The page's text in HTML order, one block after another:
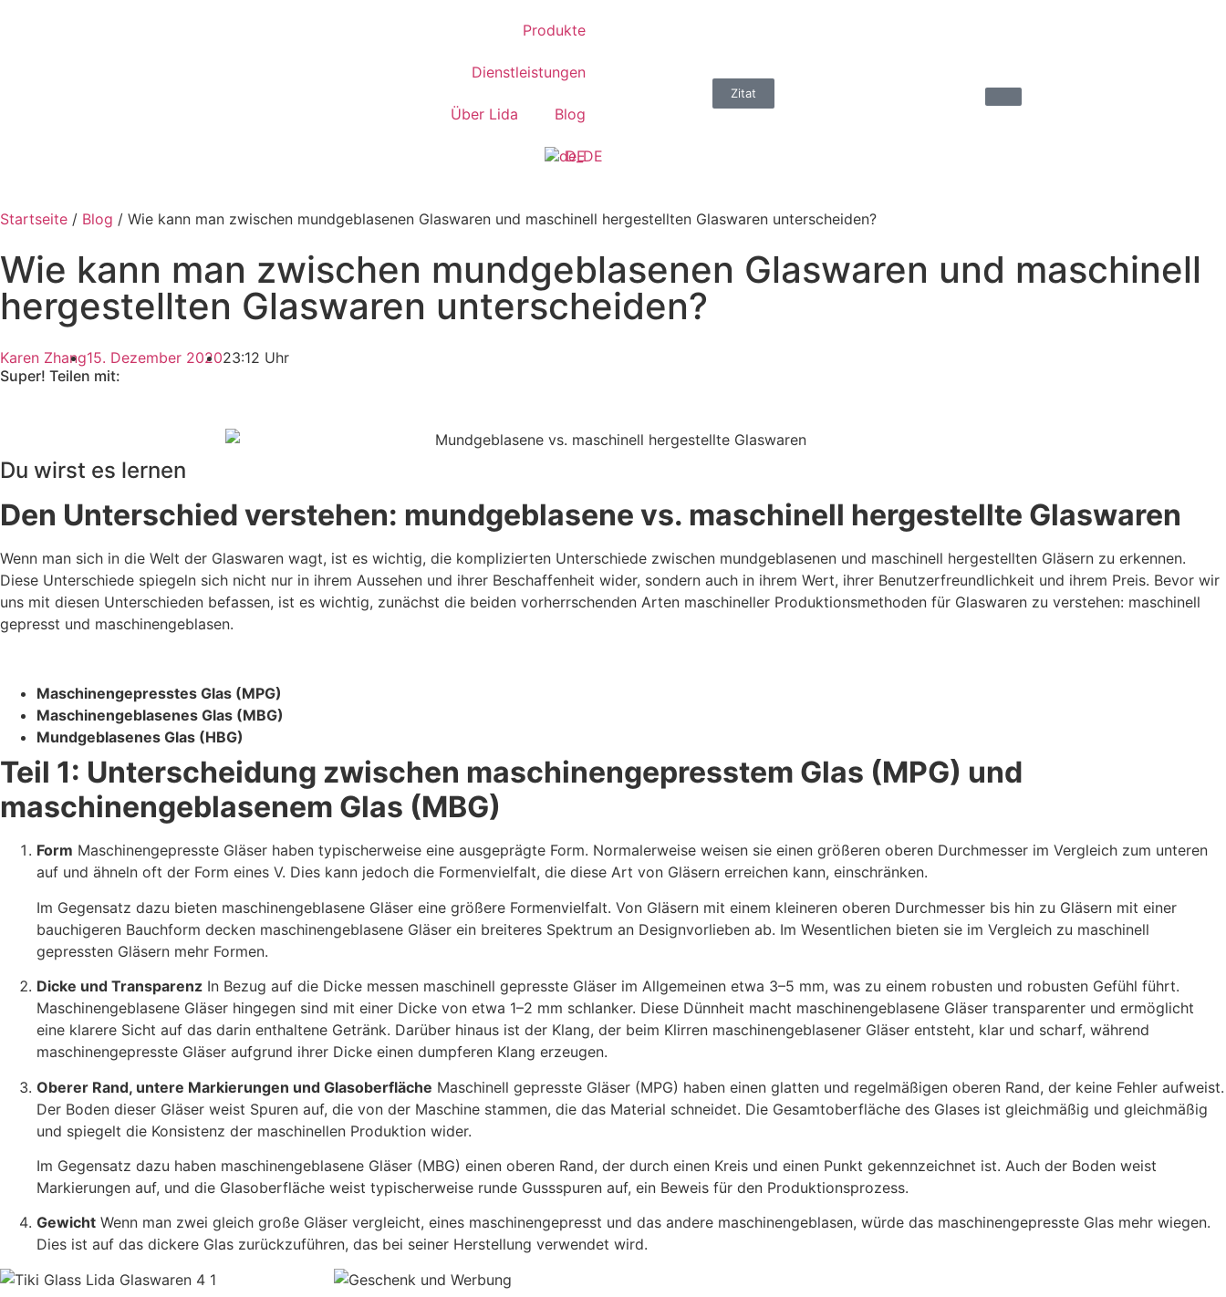
Produkte
Dienstleistungen
Über Lida Blog
DE
Zitat
Startseite / Blog / Wie kann man zwischen mundgeblasenen Glaswaren und maschinell hergestellten Glaswaren unterscheiden?
Wie kann man zwischen mundgeblasenen Glaswaren und maschinell
hergestellten Glaswaren unterscheiden?
Karen Zhang15. Dezember 202023:12 Uhr
Super! Teilen mit:
Du wirst es lernen
Den Unterschied verstehen: mundgeblasene vs. maschinell hergestellte Glaswaren
Wenn man sich in die Welt der Glaswaren wagt, ist es wichtig, die komplizierten Unterschiede zwischen mundgeblasenen und maschinell hergestellten Gläsern zu erkennen.
Diese Unterschiede spiegeln sich nicht nur in ihrem Aussehen und ihrer Beschaffenheit wider, sondern auch in ihrem Wert, ihrer Benutzerfreundlichkeit und ihrem Preis. Bevor wir
uns mit diesen Unterschieden befassen, ist es wichtig, zunächst die beiden vorherrschenden Arten maschineller Produktionsmethoden für Glaswaren zu verstehen: maschinell
gepresst und maschinengeblasen.
Maschinengepresstes Glas (MPG)
Maschinengeblasenes Glas (MBG)
Mundgeblasenes Glas (HBG)
Teil 1: Unterscheidung zwischen maschinengepresstem Glas (MPG) und
maschinengeblasenem Glas (MBG)
Form Maschinengepresste Gläser haben typischerweise eine ausgeprägte Form. Normalerweise weisen sie einen größeren oberen Durchmesser im Vergleich zum unteren
auf und ähneln oft der Form eines V. Dies kann jedoch die Formenvielfalt, die diese Art von Gläsern erreichen kann, einschränken.
Im Gegensatz dazu bieten maschinengeblasene Gläser eine größere Formenvielfalt. Von Gläsern mit einem kleineren oberen Durchmesser bis hin zu Gläsern mit einer
bauchigeren Bauchform decken maschinengeblasene Gläser ein breiteres Spektrum an Designvorlieben ab. Im Wesentlichen bieten sie im Vergleich zu maschinell
gepressten Gläsern mehr Formen.
Dicke und Transparenz In Bezug auf die Dicke messen maschinell gepresste Gläser im Allgemeinen etwa 3–5 mm, was zu einem robusten und robusten Gefühl führt.
Maschinengeblasene Gläser hingegen sind mit einer Dicke von etwa 1–2 mm schlanker. Diese Dünnheit macht maschinengeblasene Gläser transparenter und ermöglicht
eine klarere Sicht auf das darin enthaltene Getränk. Darüber hinaus ist der Klang, der beim Klirren maschinengeblasener Gläser entsteht, klar und scharf, während
maschinengepresste Gläser aufgrund ihrer Dicke einen dumpferen Klang erzeugen.
Oberer Rand, untere Markierungen und Glasoberfläche Maschinell gepresste Gläser (MPG) haben einen glatten und regelmäßigen oberen Rand, der keine Fehler aufweist.
Der Boden dieser Gläser weist Spuren auf, die von der Maschine stammen, die das Material schneidet. Die Gesamtoberfläche des Glases ist gleichmäßig und gleichmäßig
und spiegelt die Konsistenz der maschinellen Produktion wider.
Im Gegensatz dazu haben maschinengeblasene Gläser (MBG) einen oberen Rand, der durch einen Kreis und einen Punkt gekennzeichnet ist. Auch der Boden weist
Markierungen auf, und die Glasoberfläche weist typischerweise runde Gussspuren auf, ein Beweis für den Produktionsprozess.
Gewicht Wenn man zwei gleich große Gläser vergleicht, eines maschinengepresst und das andere maschinengeblasen, würde das maschinengepresste Glas mehr wiegen.
Dies ist auf das dickere Glas zurückzuführen, das bei seiner Herstellung verwendet wird.